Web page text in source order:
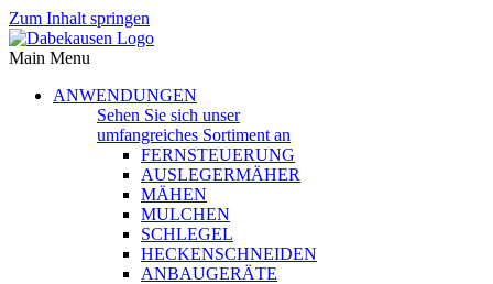
Zum Inhalt springen
Main Menu
ANWENDUNGEN
Sehen Sie sich unser
umfangreiches Sortiment an
FERNSTEUERUNG
AUSLEGERMÄHER
MÄHEN
MULCHEN
SCHLEGEL
HECKENSCHNEIDEN
ANBAUGERÄTE